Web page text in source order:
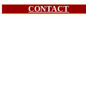
CONTACT